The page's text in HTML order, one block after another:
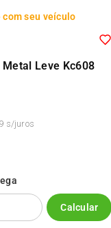
seu veículo
Leve Kc608
s/juros
Calcular